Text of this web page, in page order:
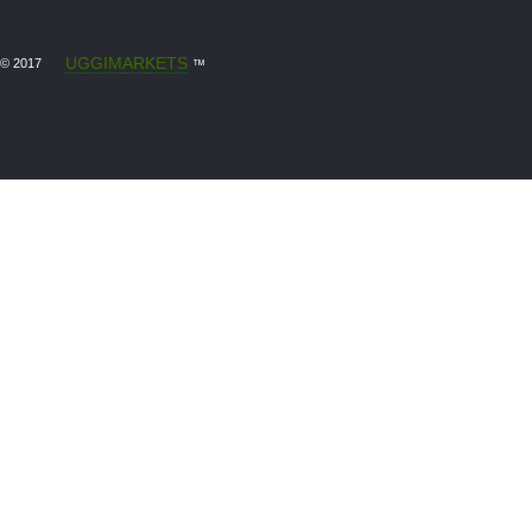
© 2017 UGGIMARKETS ™